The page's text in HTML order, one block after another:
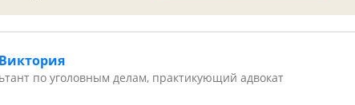
по уголовным делам, практикующий адвокат